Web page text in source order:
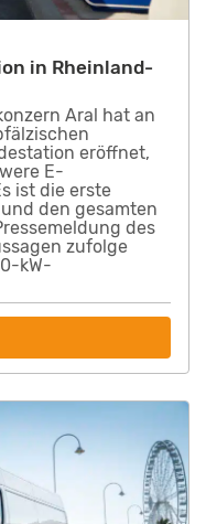
in Rheinland-
Aral hat an
eröffnet,
E-
ist die erste
den gesamten
des
zufolge
kW-